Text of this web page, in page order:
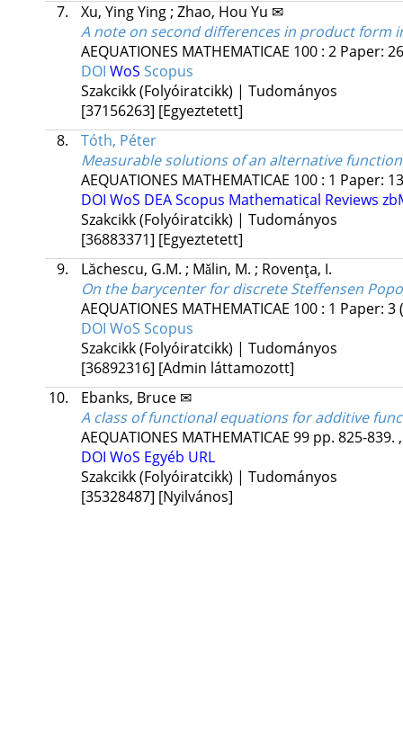
7.
Xu, Ying Ying ; Zhao, Hou Yu ✉
A note on second differences in product form
AEQUATIONES MATHEMATICAE 100: 2 Paper:
DOI WoS Scopus
Szakcikk (Folyóiratcikk) | Tudományos
[37156263] [Egyeztetett]
8.
Tóth, Péter
Measurable solutions of an alternative
AEQUATIONES MATHEMATICAE 100: 1 Paper:
DOI WoS DEAScopus Mathematical Reviews
Szakcikk (Folyóiratcikk) | Tudományos
[36883371] [Egyeztetett]
9.
Lăchescu, G.M. ; Mǎlin, M. ; Rovenţa, I.
On the barycenter for discrete Steffensen
AEQUATIONES MATHEMATICAE 100: 1 Paper: 3
DOI WoS Scopus
Szakcikk (Folyóiratcikk) | Tudományos
[36892316] [Admin láttamozott]
10.
Ebanks, Bruce ✉
A class of functional equations for additive
AEQUATIONES MATHEMATICAE 99 pp. 825-839.
DOI WoS Egyéb URL
Szakcikk (Folyóiratcikk) | Tudományos
[35328487] [Nyilvános]